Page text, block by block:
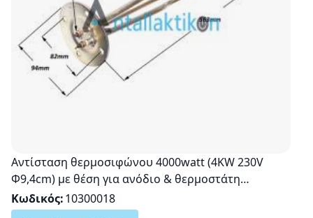
Αντίσταση θερμοσιφώνου 4000watt (4KW 230V
Φ9,4cm) με θέση για ανόδιο & θερμοστάτη
(Ταιριάζει η φλάντζα - Λάστιχο 49300018)
Κωδικός 10300018